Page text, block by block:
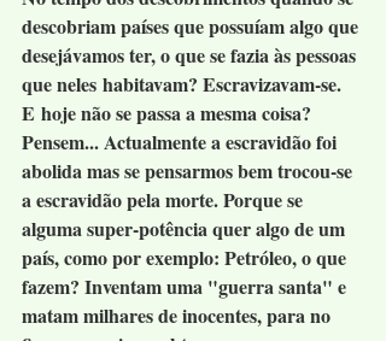
descobriam países que possuíam algo que
desejávamos ter, o que se fazia às pessoas
que neles habitavam? Escravizavam-se.
E hoje não se passa a mesma coisa?
Pensem... Actualmente a escravidão foi
abolida mas se pensarmos bem trocou-se
a escravidão pela morte. Porque se
alguma super-potência quer algo de um
país, como por exemplo: Petróleo, o que
fazem? Inventam uma "guerra santa" e
matam milhares de inocentes, para no